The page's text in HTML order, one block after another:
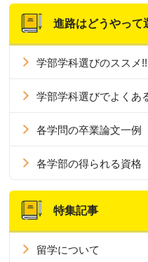
進路はどうやって
学部学科選びのススメ!!
学部学科選びでよくあ
各学問の卒業論文一例
各学部の得られる資格
特集記事
留学について